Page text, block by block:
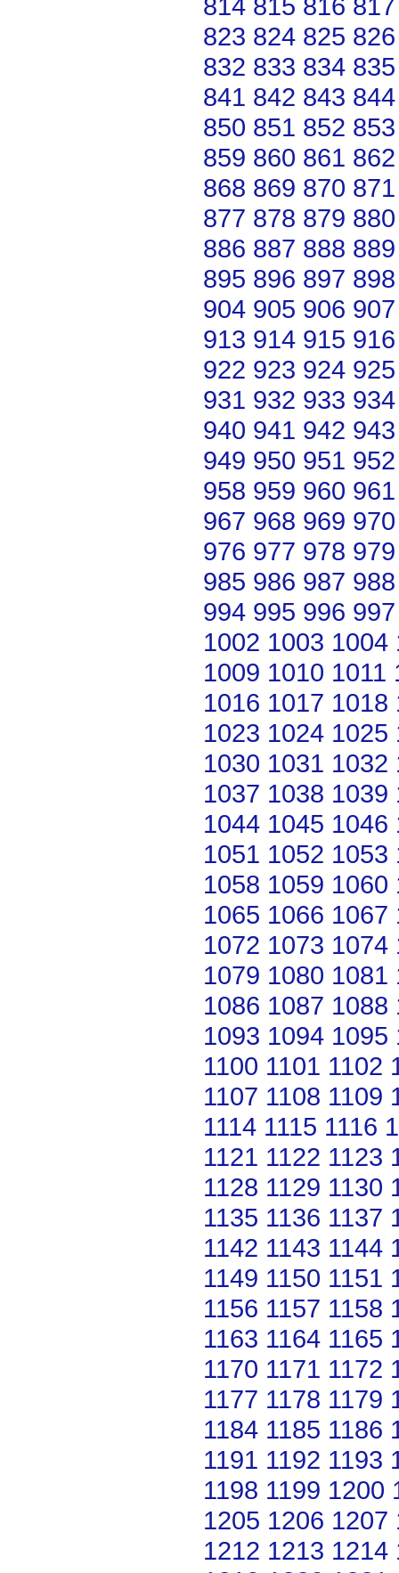
823 824 825 826
832 833 834 835
841 842 843 844
850 851 852 853
859 860 861 862
868 869 870 871
877 878 879 880
886 887 888 889
895 896 897 898
904 905 906 907
913 914 915 916
922 923 924 925
931 932 933 934
940 941 942 943
949 950 951 952
958 959 960 961
967 968 969 970
976 977 978 979
985 986 987 988
994 995 996 997
1002 1003 1004
1009 1010 1011
1016 1017 1018
1023 1024 1025
1030 1031 1032
1037 1038 1039
1044 1045 1046
1051 1052 1053
1058 1059 1060
1065 1066 1067
1072 1073 1074
1079 1080 1081
1086 1087 1088
1093 1094 1095
1100 1101 1102
1107 1108 1109
1114 1115 1116
1121 1122 1123
1128 1129 1130
1135 1136 1137
1142 1143 1144
1149 1150 1151
1156 1157 1158
1163 1164 1165
1170 1171 1172
1177 1178 1179
1184 1185 1186
1191 1192 1193
1198 1199 1200
1205 1206 1207
1212 1213 1214